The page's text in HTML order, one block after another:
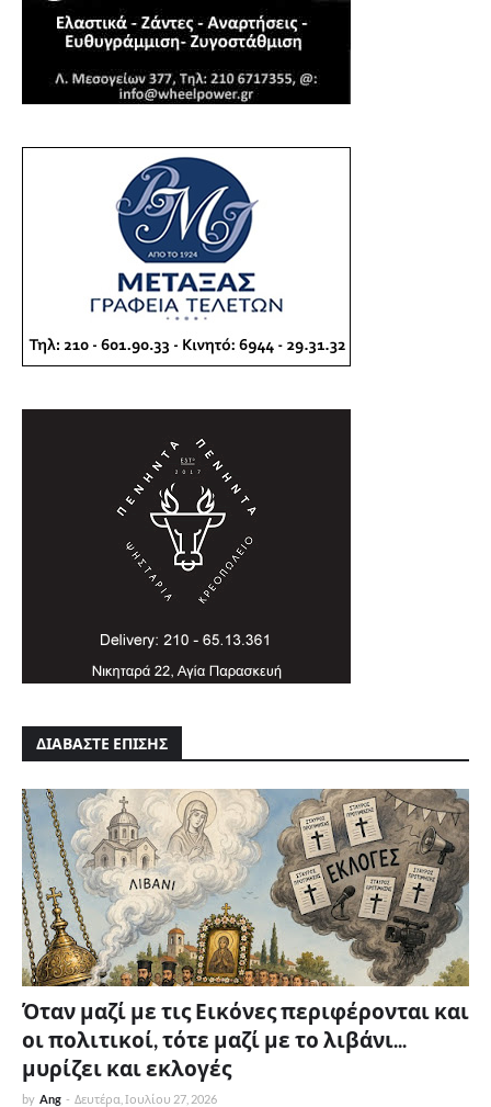
ΔΙΑΒΑΣΤΕ ΕΠΙΣΗΣ
Όταν μαζί με τις Εικόνες περιφέρονται και
οι πολιτικοί, τότε μαζί με το λιβάνι...
μυρίζει και εκλογές
by Ang - Δευτέρα, Ιουλίου 27, 2026